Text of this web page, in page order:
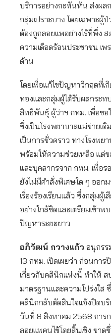
บริการอย่างกะทันหัน ส่งผล
กลุ่มเปราะบาง โดยเฉพาะผู้
ต้องถูกลอยแพอย่างไร้ที่พึ่ง
ความเดือดร้อนประชาชน เ
ด้าน
โดยเพื่อแก้ไขปัญหาวิกฤตที่
ทองและกลุ่มผู้ได้รับผลกระท
สิทธิพันธุ์ ผู้ว่าฯ กทม. เพื่อข
ซึ่งเป็นโรงพยาบาลแม่ข่ายเ
เป็นการชั่วคราว ทางโรงพ
พร้อมให้ความช่วยเหลือ แต่
และบุคลากรจาก กทม. เพื่อ
ยังไม่มีคำสั่งพิเศษใด ๆ ออก
เรื่องร้องเรียนแล้ว ซึ่งกลุ่มผู้
อย่างใกล้ชิดและเตรียมเข้าพ
ปัญหาระยะยาว
อภิวัฒน์ กวางแก้ว อนุกรร
13 กทม. เปิดเผยว่า ก่อนการ
เกี่ยวกับคลินิกแห่งนี้ ทำให้ ส
มาตรฐานและความโปร่งใส
คลินิกกลับตัดสินใจแจ้งปิดบ
วันที่ 8 สิงหาคม 2568 การ
ลอยแพคนไข้โดยสิ้นเชิง ขา